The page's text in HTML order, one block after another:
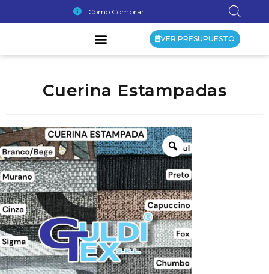
Como Comprar
VER PRESUPUESTO
Cuerina Estampadas